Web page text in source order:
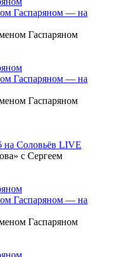
Гаспаряном — на
Гаспаряном
Гаспаряном — на
Гаспаряном
на Соловьёв LIVE
с Сергеем
Гаспаряном — на
Гаспаряном